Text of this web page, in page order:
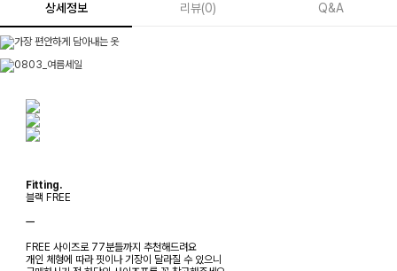
상세정보 리뷰(0) Q&A
Fitting.
블랙 FREE
ㅡ
FREE 사이즈로 77분들까지 추천해드려요
개인 체형에 따라 핏이나 기장이 달라질 수 있으니